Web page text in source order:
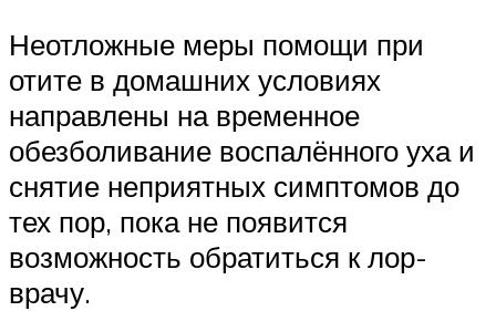
Неотложные меры помощи при
отите в домашних условиях
направлены на временное
обезболивание воспалённого уха и
снятие неприятных симптомов до
тех пор, пока не появится
возможность обратиться к лор-
врачу.